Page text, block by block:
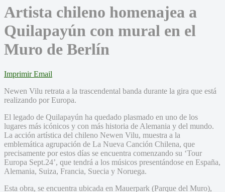
Artista chileno homenajea a
Quilapayún con mural en el
Muro de Berlín
Imprimir Email
Newen Vilu retrata a la trascendental banda durante la gira que está
realizando por Europa.
El legado de Quilapayún ha quedado plasmado en uno de los
lugares más icónicos y con más historia de Alemania y del mundo.
La acción artística del chileno Newen Vilu, muestra a la
emblemática agrupación de La Nueva Canción Chilena, que
precisamente por estos días se encuentra comenzando su ‘Tour
Europa Sept.24’, que tendrá a los músicos presentándose en España,
Alemania, Suiza, Francia, Suecia y Noruega.
Esta obra, se encuentra ubicada en Mauerpark (Parque del Muro),